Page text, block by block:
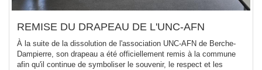
REMISE DU DRAPEAU DE L'UNC-AFN
À la suite de la dissolution de l'association UNC-AFN de Berche-
Dampierre, son drapeau a été officiellement remis à la commune
afin qu'il continue de symboliser le souvenir, le respect et les